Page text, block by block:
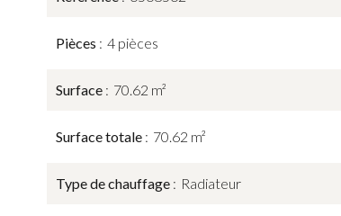
Pièces 4 pièces
Surface 70.62 m²
Surface totale 70.62 m²
Type de chauffage Radiateur